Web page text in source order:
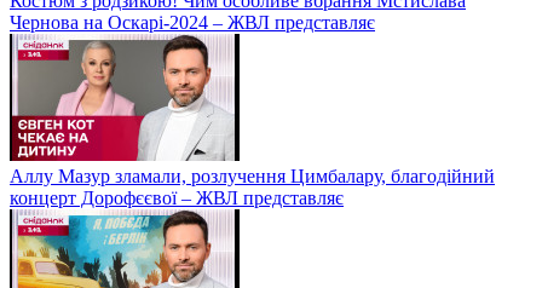
Чернова на Оскарі-2024 – ЖВЛ представляє
Аллу Мазур зламали, розлучення Цимбалару, благодійний
концерт Дорофєєвої – ЖВЛ представляє